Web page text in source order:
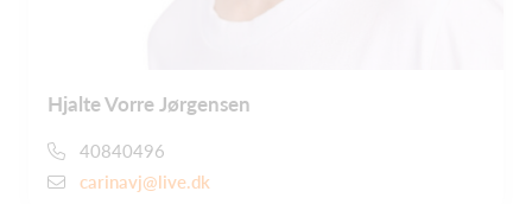
Hjalte Vorre Jørgensen
40840496
carinavj@live.dk